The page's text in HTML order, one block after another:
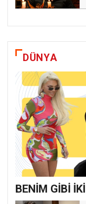
DÜNYA
BENİM GİBİ